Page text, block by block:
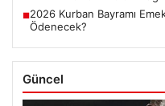
■2026 Kurban Bayramı
Ödenecek?
Güncel